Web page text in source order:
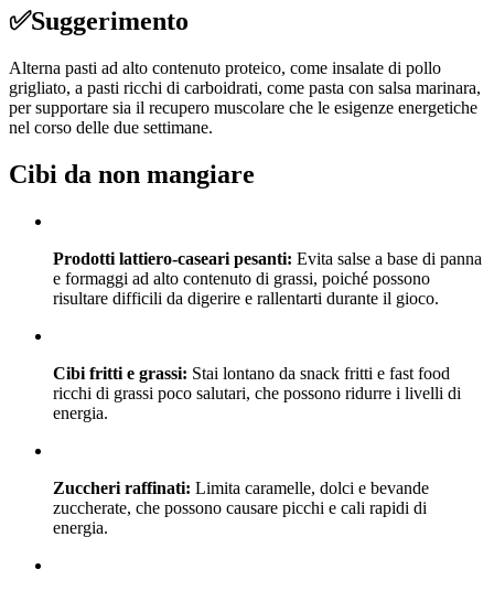
✅Suggerimento
Alterna pasti ad alto contenuto proteico, come insalate di pollo
grigliato, a pasti ricchi di carboidrati, come pasta con salsa marinara,
per supportare sia il recupero muscolare che le esigenze energetiche
nel corso delle due settimane.
Cibi da non mangiare
Prodotti lattiero-caseari pesanti: Evita salse a base di panna
e formaggi ad alto contenuto di grassi, poiché possono
risultare difficili da digerire e rallentarti durante il gioco.
Cibi fritti e grassi: Stai lontano da snack fritti e fast food
ricchi di grassi poco salutari, che possono ridurre i livelli di
energia.
Zuccheri raffinati: Limita caramelle, dolci e bevande
zuccherate, che possono causare picchi e cali rapidi di
energia.